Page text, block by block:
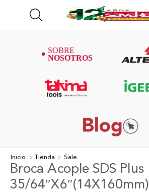
Inicio Tienda Sale
Broca Acople SDS Plus
35/64″X6″(14X160mm)